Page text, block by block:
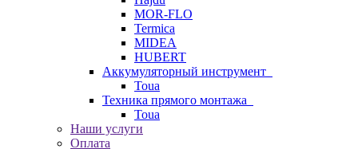
MOR-FLO
Termica
MIDEA
HUBERT
Аккумуляторный инструмент
Toua
Техника прямого монтажа
Toua
Наши услуги
Оплата